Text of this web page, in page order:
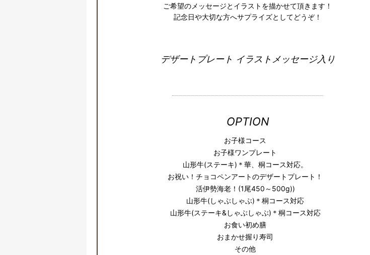
ご希望のメッセージとイラストを描かせて頂きます！
記念日や大切な方へサプライズとしてどうぞ！
デザートプレート イラストメッセージ入り
OPTION
お子様コース
お子様ワンプレート
山形牛(ステーキ)＊華、桐コース対応。
お祝い！チョコペンアートのデザートプレート！
活伊勢海老！(1尾450～500g))
山形牛(しゃぶしゃぶ)＊桐コース対応
山形牛(ステーキ&しゃぶしゃぶ)＊桐コース対応
お食い初め膳
おまかせ握り寿司
その他